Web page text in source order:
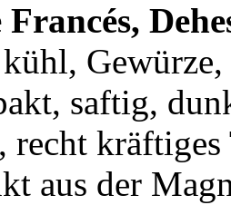
Francés,
saftig,
recht
aus der